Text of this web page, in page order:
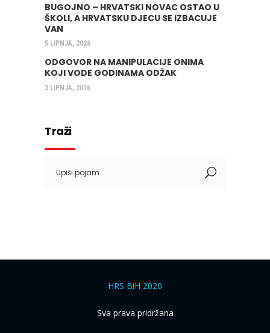
BUGOJNO – HRVATSKI NOVAC OSTAO U
ŠKOLI, A HRVATSKU DJECU SE IZBACUJE
VAN
5 LIPNJA, 2026
ODGOVOR NA MANIPULACIJE ONIMA
KOJI VODE GODINAMA ODŽAK
3 LIPNJA, 2026
Traži
for:
HRS BiH 2020
Sva prava pridržana